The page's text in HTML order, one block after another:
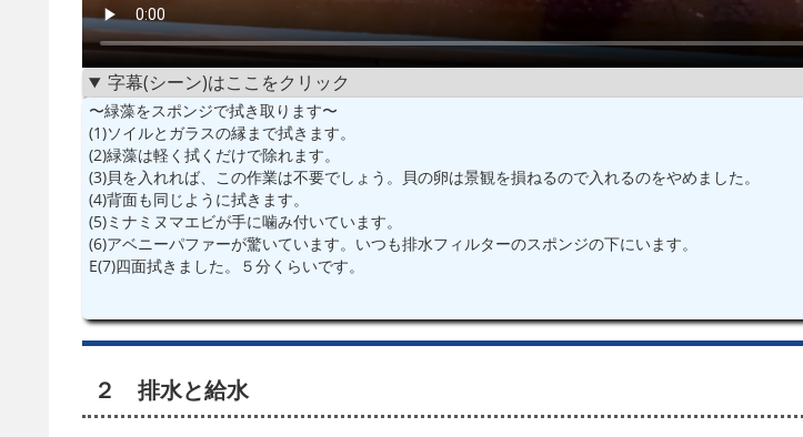
字幕(シーン)はここをクリック
〜緑藻をスポンジで拭き取ります〜
(1)ソイルとガラスの縁まで拭きます。
(2)緑藻は軽く拭くだけで除れます。
(3)貝を入れれば、この作業は不要でしょう。貝の卵は景観を損ねるので入れるのをやめました。
(4)背面も同じように拭きます。
(5)ミナミヌマエビが手に噛み付いています。
(6)アベニーパファーが驚いています。いつも排水フィルターのスポンジの下にいます。
E(7)四面拭きました。５分くらいです。
２ 排水と給水